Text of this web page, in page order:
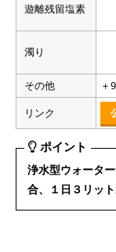
遊離残留塩素
濁り
その他 ＋
リンク
ポイント
浄水型ウォータ
合、１日３リッ